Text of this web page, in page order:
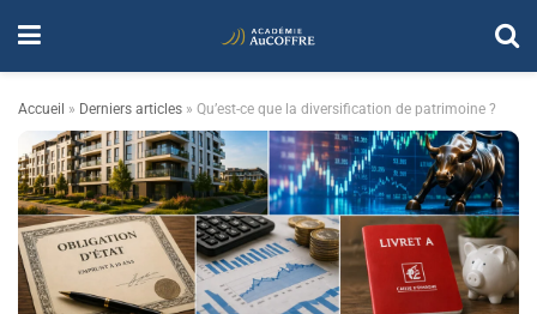
Accueil » Derniers articles » Qu’est-ce que la diversification de patrimoine ?